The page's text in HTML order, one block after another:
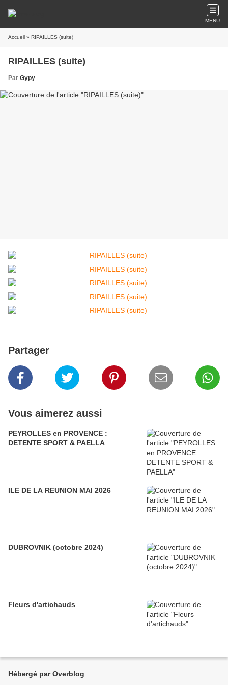
MENU
Accueil » RIPAILLES (suite)
RIPAILLES (suite)
Par Gypy
Partager
Vous aimerez aussi
PEYROLLES en PROVENCE :
DETENTE SPORT & PAELLA
ILE DE LA REUNION MAI 2026
DUBROVNIK (octobre 2024)
Fleurs d'artichauds
Hébergé par Overblog